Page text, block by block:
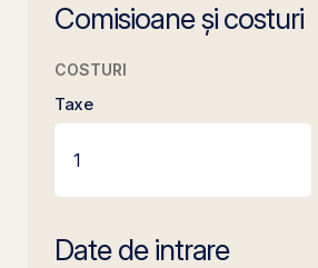
Comisioane și costuri
COSTURI
Taxe
Date de intrare